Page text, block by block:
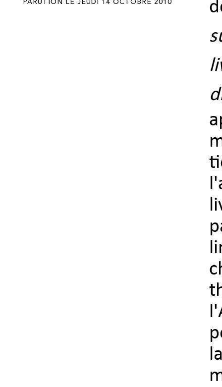
PARUTION LE JEUDI 14 OCTOBRE 2010